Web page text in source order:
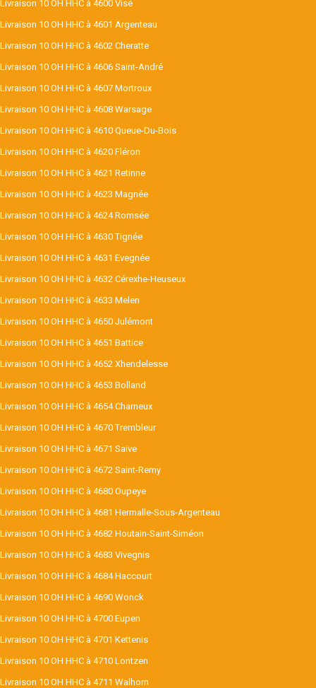
Livraison 10 OH HHC à 4600 Visé
Livraison 10 OH HHC à 4601 Argenteau
Livraison 10 OH HHC à 4602 Cheratte
Livraison 10 OH HHC à 4606 Saint-André
Livraison 10 OH HHC à 4607 Mortroux
Livraison 10 OH HHC à 4608 Warsage
Livraison 10 OH HHC à 4610 Queue-Du-Bois
Livraison 10 OH HHC à 4620 Fléron
Livraison 10 OH HHC à 4621 Retinne
Livraison 10 OH HHC à 4623 Magnée
Livraison 10 OH HHC à 4624 Romsée
Livraison 10 OH HHC à 4630 Tignée
Livraison 10 OH HHC à 4631 Evegnée
Livraison 10 OH HHC à 4632 Cérexhe-Heuseux
Livraison 10 OH HHC à 4633 Melen
Livraison 10 OH HHC à 4650 Julémont
Livraison 10 OH HHC à 4651 Battice
Livraison 10 OH HHC à 4652 Xhendelesse
Livraison 10 OH HHC à 4653 Bolland
Livraison 10 OH HHC à 4654 Charneux
Livraison 10 OH HHC à 4670 Trembleur
Livraison 10 OH HHC à 4671 Saive
Livraison 10 OH HHC à 4672 Saint-Remy
Livraison 10 OH HHC à 4680 Oupeye
Livraison 10 OH HHC à 4681 Hermalle-Sous-Argenteau
Livraison 10 OH HHC à 4682 Houtain-Saint-Siméon
Livraison 10 OH HHC à 4683 Vivegnis
Livraison 10 OH HHC à 4684 Haccourt
Livraison 10 OH HHC à 4690 Wonck
Livraison 10 OH HHC à 4700 Eupen
Livraison 10 OH HHC à 4701 Kettenis
Livraison 10 OH HHC à 4710 Lontzen
Livraison 10 OH HHC à 4711 Walhorn